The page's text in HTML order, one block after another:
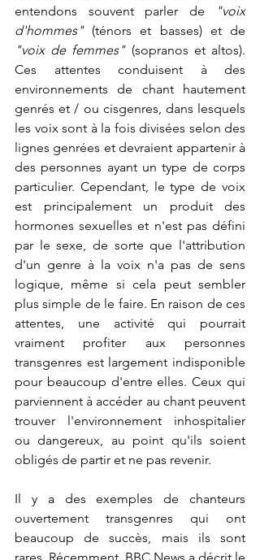
entendons souvent parler de
"voix
d'hommes"
"voix de femmes" (sopranos et altos).
Ces attentes conduisent à des
environnements de chant hautement
genrés et / ou cisgenres, dans lesquels
les voix sont à la fois divisées selon des
lignes genrées et devraient appartenir à
des personnes ayant un type de corps
particulier. Cependant, le type de voix
est principalement un produit des
hormones sexuelles et n'est pas défini
par le sexe, de sorte que l'attribution
d'un genre à la voix n'a pas de sens
logique, même si cela peut sembler
plus simple de le faire. En raison de ces
attentes, une activité qui pourrait
vraiment profiter aux personnes
transgenres est largement indisponible
pour beaucoup d'entre elles. Ceux qui
parviennent à accéder au chant peuvent
trouver l'environnement inhospitalier
ou dangereux, au point qu'ils soient
obligés de partir et ne pas revenir.
Il y a des exemples de chanteurs
ouvertement transgenres qui ont
beaucoup de succès, mais ils sont